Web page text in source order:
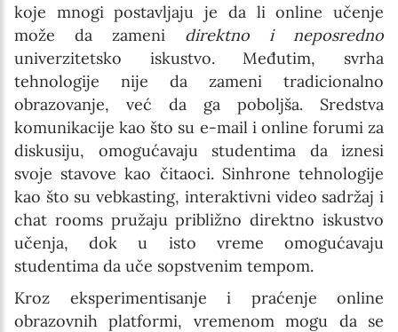
koje mnogi postavljaju je da li online učenje
može da zameni direktno i neposredno
univerzitetsko iskustvo. Međutim, svrha
tehnologije nije da zameni tradicionalno
obrazovanje, već da ga poboljša. Sredstva
komunikacije kao što su e-mail i online forumi za
diskusiju, omogućavaju studentima da iznesi
svoje stavove kao čitaoci. Sinhrone tehnologije
kao što su vebkasting, interaktivni video sadržaj i
chat rooms pružaju približno direktno iskustvo
učenja, dok u isto vreme omogućavaju
studentima da uče sopstvenim tempom.
Kroz eksperimentisanje i praćenje online
obrazovnih platformi, vremenom mogu da se